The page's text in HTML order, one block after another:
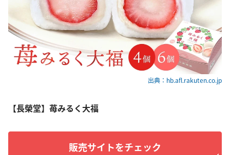
出典：hb.afl.rakuten.co.jp
【長榮堂】苺みるく大福
販売サイトをチェック